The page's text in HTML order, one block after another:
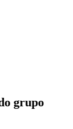
grupo